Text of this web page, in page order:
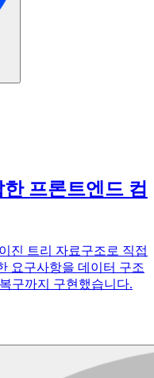
프론트엔드 컴
진 트리 자료구조로 직접
요구사항을 데이터 구조
구까지 구현했습니다.